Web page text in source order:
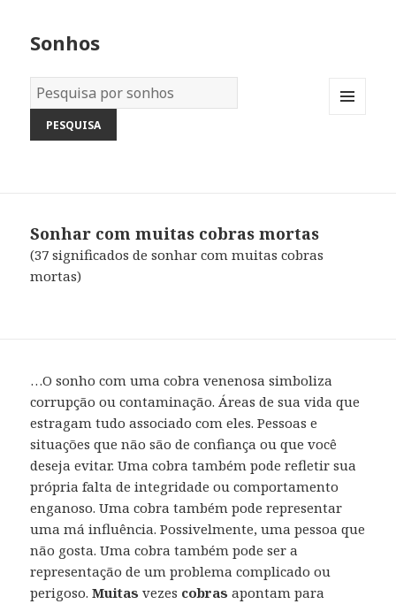
Sonhos
Dicionário
dos
Sonhos:
Sonhar com muitas cobras mortas
(37 significados de sonhar com muitas cobras
mortas)
…O sonho com uma cobra venenosa simboliza
corrupção ou contaminação. Áreas de sua vida que
estragam tudo associado com eles. Pessoas e
situações que não são de confiança ou que você
deseja evitar. Uma cobra também pode refletir sua
própria falta de integridade ou comportamento
enganoso. Uma cobra também pode representar
uma má influência. Possivelmente, uma pessoa que
não gosta. Uma cobra também pode ser a
representação de um problema complicado ou
perigoso.Muitas vezes cobras apontam para